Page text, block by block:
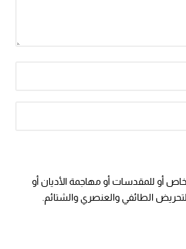
أو للمقدسات أو مهاجمة الأديان أو
الطائفي والعنصري والشتائم.